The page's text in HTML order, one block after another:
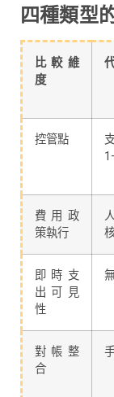
四種類型
比較維
度
控管點
費用政
策執行
即時支
出可見
性
對帳整
合